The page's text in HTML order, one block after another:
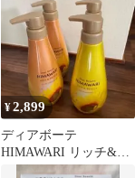
¥2,899
ディアボーテ
HIMAWARI リッチ&リ
ペアのシャンプーとコ